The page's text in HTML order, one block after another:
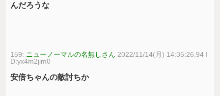
んだろうな
159: ニューノーマルの名無しさん 2022/11/14(月) 14:35:26.94 I
D:yx4m2jim0
安倍ちゃんの敵討ちか